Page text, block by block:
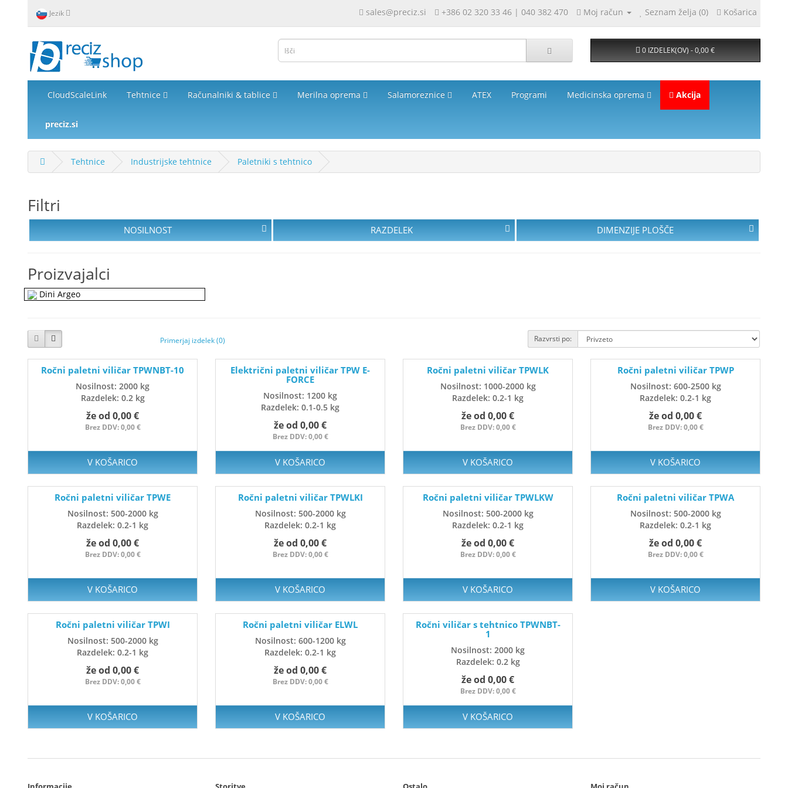
Jezik sales@preciz.si +386 02 320 33 46 | 040 382 470 Moj račun Seznam želja (0) Košarica
0 IZDELEK(OV) - 0,00 €
CloudScaleLink Tehtnice Računalniki & tablice Merilna oprema Salamoreznice ATEX Programi Medicinska oprema Akcija
preciz.si
Tehtnice Industrijske tehtnice Paletniki s tehtnico
Filtri
NOSILNOST RAZDELEK DIMENZIJE PLOŠČE
Proizvajalci
Dini Argeo
Primerjaj izdelek (0) Razvrsti po:
Ročni paletni viličar TPWNBT-10
Nosilnost: 2000 kg
Razdelek: 0.2 kg
že od 0,00 €
Brez DDV: 0,00 €
V KOŠARICO
Električni paletni viličar TPW E-
FORCE
Nosilnost: 1200 kg
Razdelek: 0.1-0.5 kg
že od 0,00 €
Brez DDV: 0,00 €
V KOŠARICO
Ročni paletni viličar TPWLK
Nosilnost: 1000-2000 kg
Razdelek: 0.2-1 kg
že od 0,00 €
Brez DDV: 0,00 €
V KOŠARICO
Ročni paletni viličar TPWP
Nosilnost: 600-2500 kg
Razdelek: 0.2-1 kg
že od 0,00 €
Brez DDV: 0,00 €
V KOŠARICO
Ročni paletni viličar TPWE
Nosilnost: 500-2000 kg
Razdelek: 0.2-1 kg
že od 0,00 €
Brez DDV: 0,00 €
V KOŠARICO
Ročni paletni viličar TPWLKI
Nosilnost: 500-2000 kg
Razdelek: 0.2-1 kg
že od 0,00 €
Brez DDV: 0,00 €
V KOŠARICO
Ročni paletni viličar TPWLKW
Nosilnost: 500-2000 kg
Razdelek: 0.2-1 kg
že od 0,00 €
Brez DDV: 0,00 €
V KOŠARICO
Ročni paletni viličar TPWA
Nosilnost: 500-2000 kg
Razdelek: 0.2-1 kg
že od 0,00 €
Brez DDV: 0,00 €
V KOŠARICO
Ročni paletni viličar TPWI
Nosilnost: 500-2000 kg
Razdelek: 0.2-1 kg
že od 0,00 €
Brez DDV: 0,00 €
V KOŠARICO
Ročni paletni viličar ELWL
Nosilnost: 600-1200 kg
Razdelek: 0.2-1 kg
že od 0,00 €
Brez DDV: 0,00 €
V KOŠARICO
Ročni viličar s tehtnico TPWNBT-
1
Nosilnost: 2000 kg
Razdelek: 0.2 kg
že od 0,00 €
Brez DDV: 0,00 €
V KOŠARICO